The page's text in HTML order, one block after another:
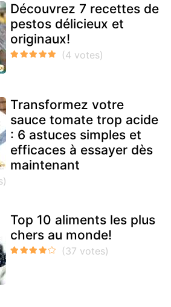
Découvrez 7 recettes de
pestos délicieux et
originaux!
Transformez votre
sauce tomate trop acide
: 6 astuces simples et
efficaces à essayer dès
maintenant
Top 10 aliments les plus
chers au monde!